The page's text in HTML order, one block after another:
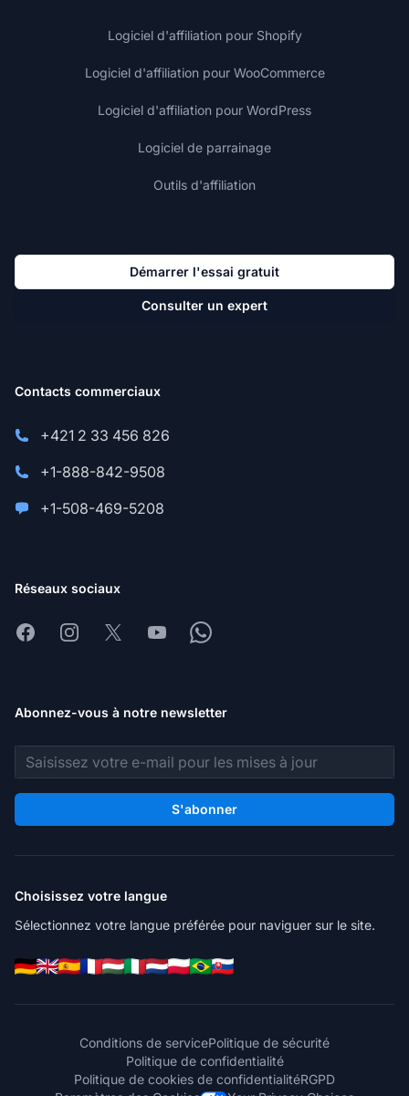
Logiciel d'affiliation pour Shopify
Logiciel d'affiliation pour WooCommerce
Logiciel d'affiliation pour WordPress
Logiciel de parrainage
Outils d'affiliation
Démarrer l'essai gratuit
Consulter un expert
Contacts commerciaux
+421 2 33 456 826
+1-888-842-9508
+1-508-469-5208
Réseaux sociaux
FacebookInstagram
X YoutubeWhatsapp
Abonnez-vous à notre newsletter
Adresse e-mail
S'abonner
Choisissez votre langue
Sélectionnez votre langue préférée pour naviguer sur le site.
Conditions de servicePolitique de sécurité
Politique de confidentialité
Politique de cookies de confidentialitéRGPD